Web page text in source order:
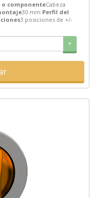
componenteCabeza
30 mm Perfil del
3 posiciones de +/-
+